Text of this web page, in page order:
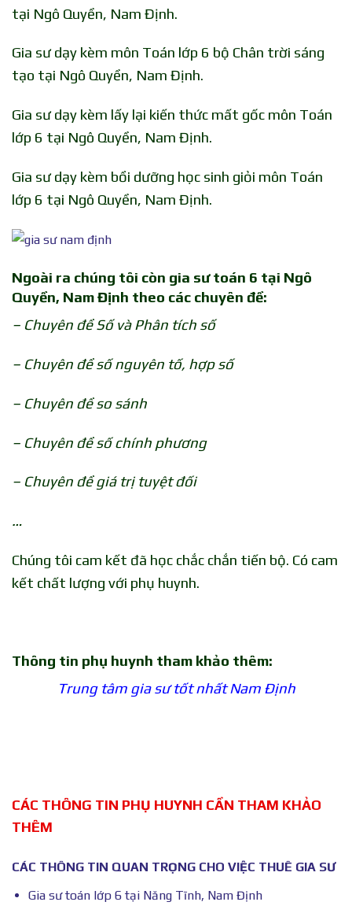
tại Ngô Quyền, Nam Định.
Gia sư dạy kèm môn Toán lớp 6 bộ Chân trời sáng
tạo tại Ngô Quyền, Nam Định.
Gia sư dạy kèm lấy lại kiến thức mất gốc môn Toán
lớp 6 tại Ngô Quyền, Nam Định.
Gia sư dạy kèm bồi dưỡng học sinh giỏi môn Toán
lớp 6 tại Ngô Quyền, Nam Định.
Ngoài ra chúng tôi còn gia sư toán 6 tại Ngô
Quyền, Nam Định theo các chuyên đề:
– Chuyên đề Số và Phân tích số
– Chuyên đề số nguyên tố, hợp số
– Chuyên đề so sánh
– Chuyên đề số chính phương
– Chuyên đề giá trị tuyệt đối
…
Chúng tôi cam kết đã học chắc chắn tiến bộ. Có cam
kết chất lượng với phụ huynh.
Thông tin phụ huynh tham khảo thêm:
Trung tâm gia sư tốt nhất Nam Định
CÁC THÔNG TIN PHỤ HUYNH CẦN THAM KHẢO
THÊM
CÁC THÔNG TIN QUAN TRỌNG CHO VIỆC THUÊ GIA SƯ
Gia sư toán lớp 6 tại Năng Tĩnh, Nam Định